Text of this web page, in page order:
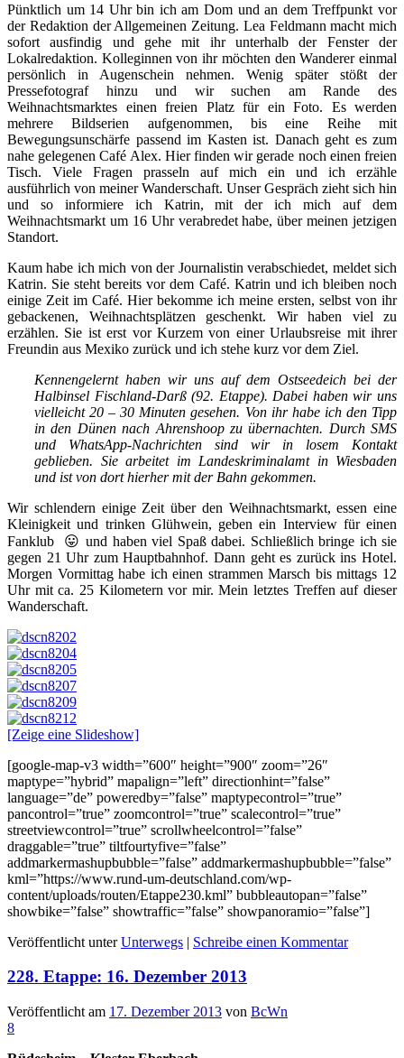
Pünktlich um 14 Uhr bin ich am Dom und an dem Treffpunkt vor
der Redaktion der Allgemeinen Zeitung. Lea Feldmann macht mich
sofort ausfindig und gehe mit ihr unterhalb der Fenster der
Lokalredaktion. Kolleginnen von ihr möchten den Wanderer einmal
persönlich in Augenschein nehmen. Wenig später stößt der
Pressefotograf hinzu und wir suchen am Rande des
Weihnachtsmarktes einen freien Platz für ein Foto. Es werden
mehrere Bildserien aufgenommen, bis eine Reihe mit
Bewegungsunschärfe passend im Kasten ist. Danach geht es zum
nahe gelegenen Café Alex. Hier finden wir gerade noch einen freien
Tisch. Viele Fragen prasseln auf mich ein und ich erzähle
ausführlich von meiner Wanderschaft. Unser Gespräch zieht sich hin
und so informiere ich Katrin, mit der ich mich auf dem
Weihnachtsmarkt um 16 Uhr verabredet habe, über meinen jetzigen
Standort.
Kaum habe ich mich von der Journalistin verabschiedet, meldet sich
Katrin. Sie steht bereits vor dem Café. Katrin und ich bleiben noch
einige Zeit im Café. Hier bekomme ich meine ersten, selbst von ihr
gebackenen, Weihnachtsplätzen geschenkt. Wir haben viel zu
erzählen. Sie ist erst vor Kurzem von einer Urlaubsreise mit ihrer
Freundin aus Mexiko zurück und ich stehe kurz vor dem Ziel.
Kennengelernt haben wir uns auf dem Ostseedeich bei der
Halbinsel Fischland-Darß (92. Etappe). Dabei haben wir uns
vielleicht 20 – 30 Minuten gesehen. Von ihr habe ich den Tipp
in den Dünen nach Ahrenshoop zu übernachten. Durch SMS
und WhatsApp-Nachrichten sind wir in losem Kontakt
geblieben. Sie arbeitet im Landeskriminalamt in Wiesbaden
und ist von dort hierher mit der Bahn gekommen.
Wir schlendern einige Zeit über den Weihnachtsmarkt, essen eine
Kleinigkeit und trinken Glühwein, geben ein Interview für einen
Fanklub 😛 und haben viel Spaß dabei. Schließlich bringe ich sie
gegen 21 Uhr zum Hauptbahnhof. Dann geht es zurück ins Hotel.
Morgen Vormittag habe ich einen strammen Marsch bis mittags 12
Uhr mit ca. 25 Kilometern vor mir. Mein letztes Treffen auf dieser
Wanderschaft.
[Zeige eine Slideshow]
[google-map-v3 width=”600″ height=”900″ zoom=”26″
maptype=”hybrid” mapalign=”left” directionhint=”false”
language=”de” poweredby=”false” maptypecontrol=”true”
pancontrol=”true” zoomcontrol=”true” scalecontrol=”true”
streetviewcontrol=”true” scrollwheelcontrol=”false”
draggable=”true” tiltfourtyfive=”false”
addmarkermashupbubble=”false” addmarkermashupbubble=”false”
kml=”https://www.rund-um-deutschland.com/wp-
content/uploads/routen/Etappe230.kml” bubbleautopan=”false”
showbike=”false” showtraffic=”false” showpanoramio=”false”]
Veröffentlicht unter Unterwegs | Schreibe einen Kommentar
228. Etappe: 16. Dezember 2013
Veröffentlicht am 17. Dezember 2013 von BcWn
8